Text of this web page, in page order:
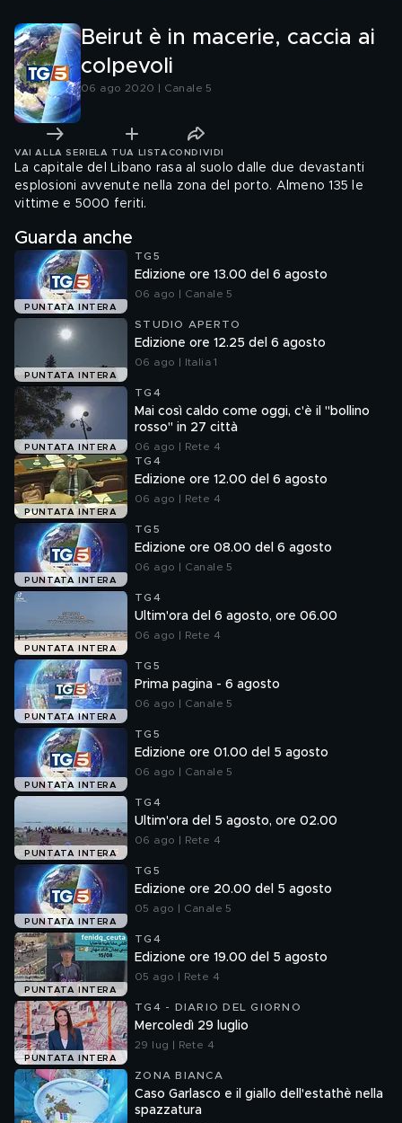
Beirut è in macerie, caccia ai
colpevoli
06 ago 2020 | Canale 5
VAI ALLA SERIE LA TUA LISTA CONDIVIDI
La capitale del Libano rasa al suolo dalle due devastanti
esplosioni avvenute nella zona del porto. Almeno 135 le
vittime e 5000 feriti.
Guarda anche
PUNTATA INTERA
TG5
Edizione ore 13.00 del 6 agosto
06 ago | Canale 5
PUNTATA INTERA
STUDIO APERTO
Edizione ore 12.25 del 6 agosto
06 ago | Italia 1
PUNTATA INTERA
TG4
Mai così caldo come oggi, c'è il "bollino
rosso" in 27 città
06 ago | Rete 4
PUNTATA INTERA
TG4
Edizione ore 12.00 del 6 agosto
06 ago | Rete 4
PUNTATA INTERA
TG5
Edizione ore 08.00 del 6 agosto
06 ago | Canale 5
PUNTATA INTERA
TG4
Ultim'ora del 6 agosto, ore 06.00
06 ago | Rete 4
PUNTATA INTERA
TG5
Prima pagina - 6 agosto
06 ago | Canale 5
PUNTATA INTERA
TG5
Edizione ore 01.00 del 5 agosto
06 ago | Canale 5
PUNTATA INTERA
TG4
Ultim'ora del 5 agosto, ore 02.00
06 ago | Rete 4
PUNTATA INTERA
TG5
Edizione ore 20.00 del 5 agosto
05 ago | Canale 5
PUNTATA INTERA
TG4
Edizione ore 19.00 del 5 agosto
05 ago | Rete 4
PUNTATA INTERA
TG4 - DIARIO DEL GIORNO
Mercoledì 29 luglio
29 lug | Rete 4
ZONA BIANCA
Caso Garlasco e il giallo dell'estathè nella
spazzatura